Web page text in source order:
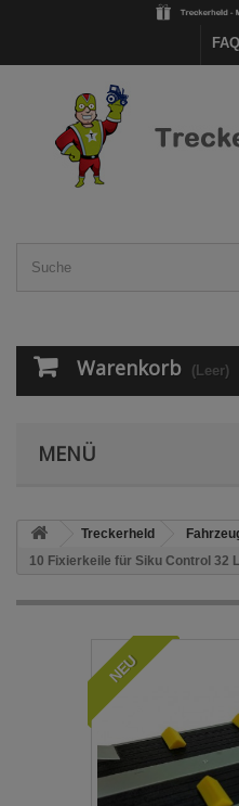
Warenkorb (Leer)
MENÜ
Treckerheld
10 Fixierkeile für Siku Control 32
NEU